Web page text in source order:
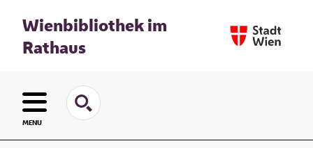
Wienbibliothek im
Rathaus
MENU